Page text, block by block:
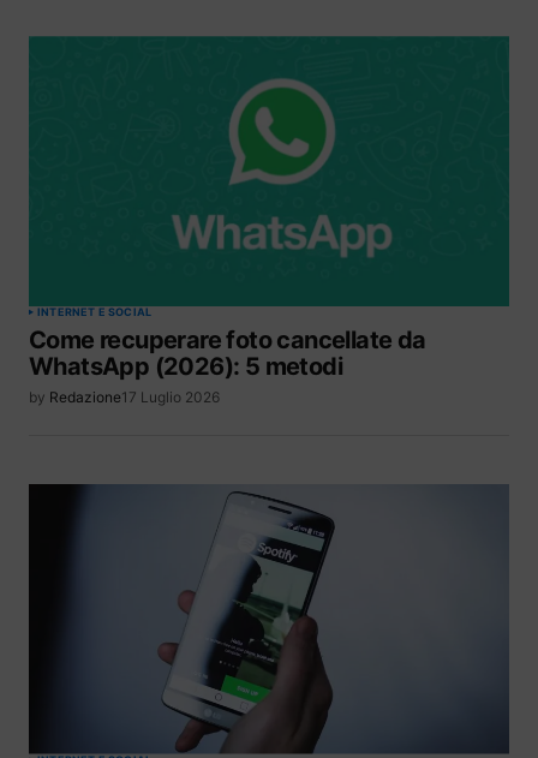
INTERNET E SOCIAL
Come recuperare foto cancellate da
WhatsApp (2026): 5 metodi
by Redazione17 Luglio 2026